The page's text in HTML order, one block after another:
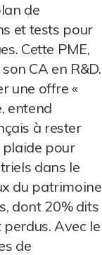
de
et tests pour
Cette PME,
CA en R&D.
une offre «
entend
à rester
plaide pour
dans le
du patrimoine
dont 20% dits
Avec le
de